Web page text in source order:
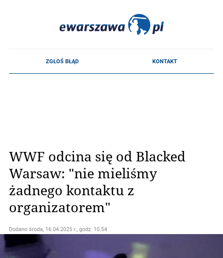
WWF odcina się od Blacked
Warsaw: "nie mieliśmy
żadnego kontaktu z
organizatorem"
Dodano środa, 16.04.2025 r., godz. 10.54